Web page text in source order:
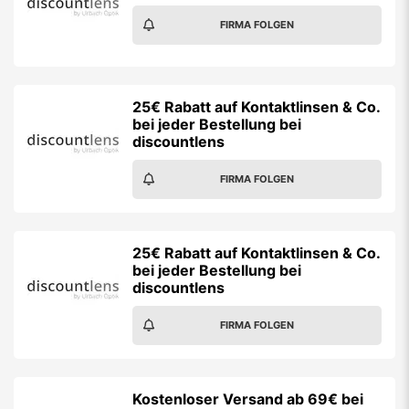
FIRMA FOLGEN
25€ Rabatt auf Kontaktlinsen & Co.
bei jeder Bestellung bei
discountlens
FIRMA FOLGEN
25€ Rabatt auf Kontaktlinsen & Co.
bei jeder Bestellung bei
discountlens
FIRMA FOLGEN
Kostenloser Versand ab 69€ bei